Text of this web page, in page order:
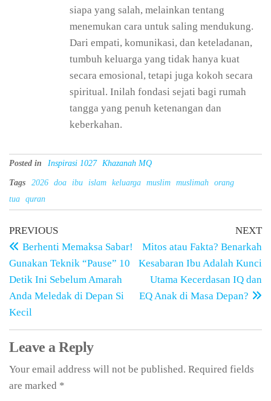
siapa yang salah, melainkan tentang
menemukan cara untuk saling mendukung.
Dari empati, komunikasi, dan keteladanan,
tumbuh keluarga yang tidak hanya kuat
secara emosional, tetapi juga kokoh secara
spiritual. Inilah fondasi sejati bagi rumah
tangga yang penuh ketenangan dan
keberkahan.
Posted in Inspirasi 1027 Khazanah MQ
Tags 2026 doa ibu islam keluarga muslim muslimah orang
tua quran
PREVIOUS
Berhenti Memaksa Sabar!
Gunakan Teknik “Pause” 10
Detik Ini Sebelum Amarah
Anda Meledak di Depan Si
Kecil
NEXT
Mitos atau Fakta? Benarkah
Kesabaran Ibu Adalah Kunci
Utama Kecerdasan IQ dan
EQ Anak di Masa Depan?
Leave a Reply
Your email address will not be published. Required fields
are marked *